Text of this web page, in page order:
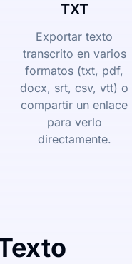
TXT
Exportar texto
transcrito en varios
formatos (txt, pdf,
docx, srt, csv, vtt) o
compartir un enlace
para verlo
directamente.